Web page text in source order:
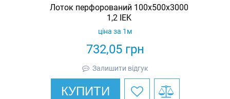
Лоток перфорований 100x500x3000
1,2 IEK
732,05грн
ціна за 1м
Залишити відгук
КУПИТИ